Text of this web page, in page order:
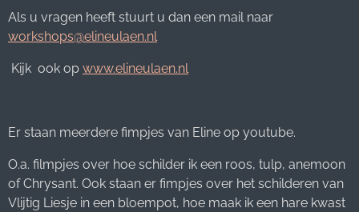
Als u vragen heeft stuurt u dan een mail naar
workshops@elineulaen.nl
Kijk ook op www.elineulaen.nl
Er staan meerdere fimpjes van Eline op youtube.
O.a. filmpjes over hoe schilder ik een roos, tulp, anemoon
of Chrysant. Ook staan er fimpjes over het schilderen van
Vlijtig Liesje in een bloempot, hoe maak ik een hare kwast